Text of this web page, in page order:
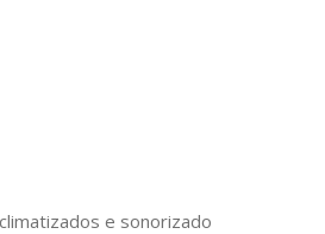
e sonorizado